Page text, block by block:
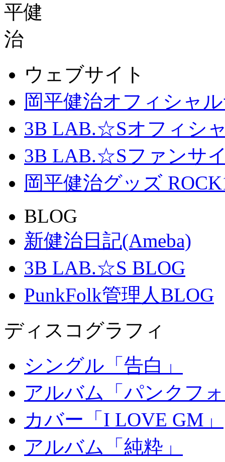
ウェブサイト
岡平健治オフィシャ
3B LAB.☆Sオフィシ
3B LAB.☆Sファンサイ
岡平健治グッズ
BLOG
新健治日記(Ameba)
3B LAB.☆S BLOG
PunkFolk管理人BLOG
ディスコグラフィ
シングル「告白」
アルバム「パンクフ
カバー「I LOVE GM」
アルバム「純粋」